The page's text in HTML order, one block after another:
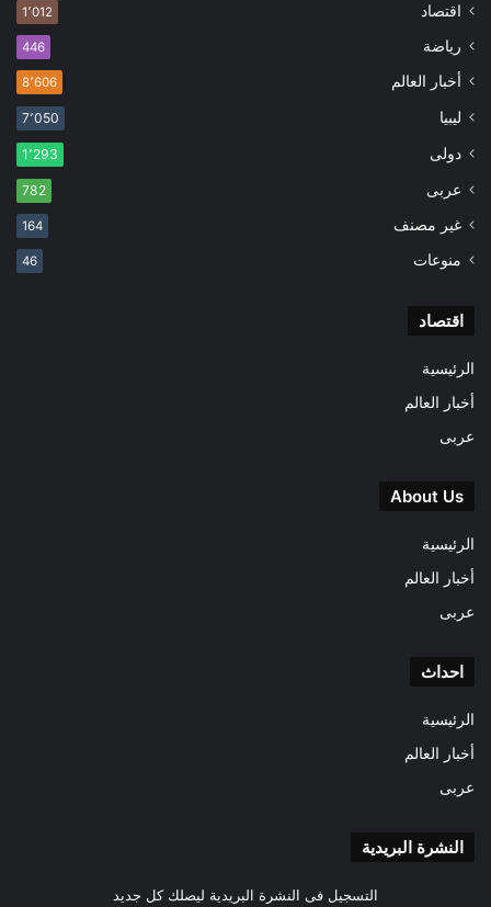
اقتصاد 1٬012
رياضة 446
أخبار العالم 8٬606
ليبيا 7٬050
دولى 1٬293
عربى 782
غير مصنف 164
منوعات 46
اقتصاد
الرئيسية
أخبار العالم
عربى
About Us
الرئيسية
أخبار العالم
عربى
احداث
الرئيسية
أخبار العالم
عربى
النشرة البريدية
التسجيل فى النشرة البريدية ليصلك كل جديد